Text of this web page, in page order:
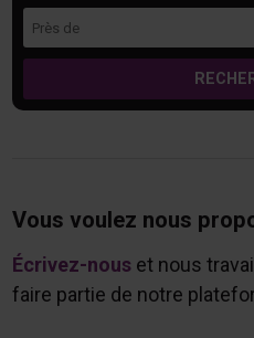
Vous voulez nous
Écrivez-nouset nous
faire partie de notre